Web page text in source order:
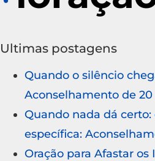
Ultimas postagens
Quando o silêncio
Aconselhamento de
Quando nada dá
específica:
Oração para Afastar os